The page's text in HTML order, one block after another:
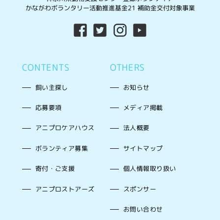
CONTENTS
飼い主探し
応募要項
アニプロケアハウス
ボランティア募集
寄付・ご支援
アニプロストアーズ
かながわボランタリー活動推進基金21 補助金交付対象事業
OTHERS
お知らせ
メディア掲載
法人概要
サイトマップ
個人情報取り扱い
スポンサー
お問い合わせ